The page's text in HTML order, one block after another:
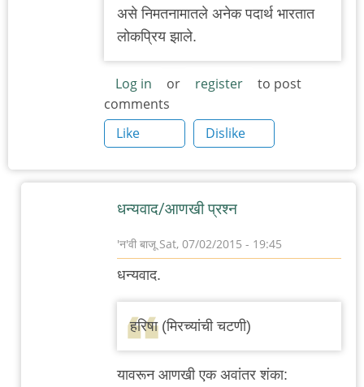
असे निमतनामातले अनेक पदार्थ भारतात
लोकप्रिय झाले.
Log in or register
to post
comments
Like
Dislike
धन्यवाद/आणखी प्रश्न
'न'वी बाजूSat, 07/02/2015 - 19:45
In
इराणी/
मध्य-
पूर्व
धन्यवाद.
हरिषा (मिरच्यांची चटणी)
यावरून आणखी एक अवांतर शंका: